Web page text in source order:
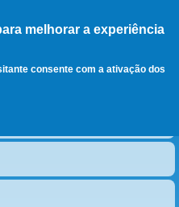
melhorar a experiência
consente com a ativação dos
, ir para a
página principal
diferente